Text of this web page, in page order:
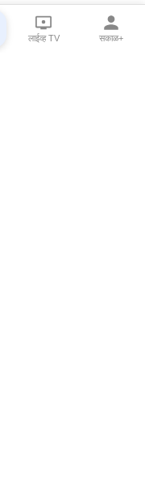
लाईव्ह TV सकाळ+